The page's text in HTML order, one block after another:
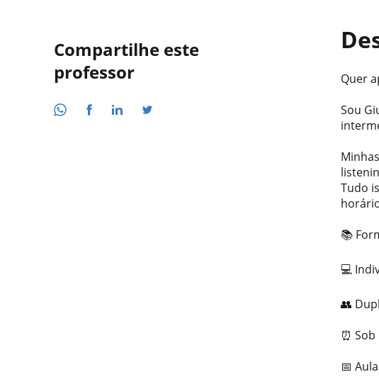
Compartilhe este
professor
Quer
Sou
Tudo
📚
💻
👥
⏰
📅